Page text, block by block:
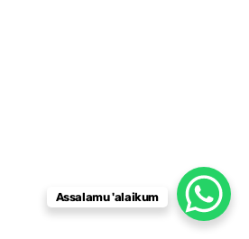
Assalamu 'alaikum